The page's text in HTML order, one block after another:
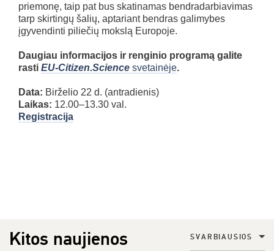
priemonę, taip pat bus skatinamas bendradarbiavimas
tarp skirtingų šalių, aptariant bendras galimybes
įgyvendinti piliečių mokslą Europoje.
Daugiau informacijos ir renginio programą galite
rasti EU-Citizen.Science svetainėje.
Data: Birželio 22 d. (antradienis)
Laikas: 12.00–13.30 val.
Registracija
Kitos naujienos SVARBIAUSIOS